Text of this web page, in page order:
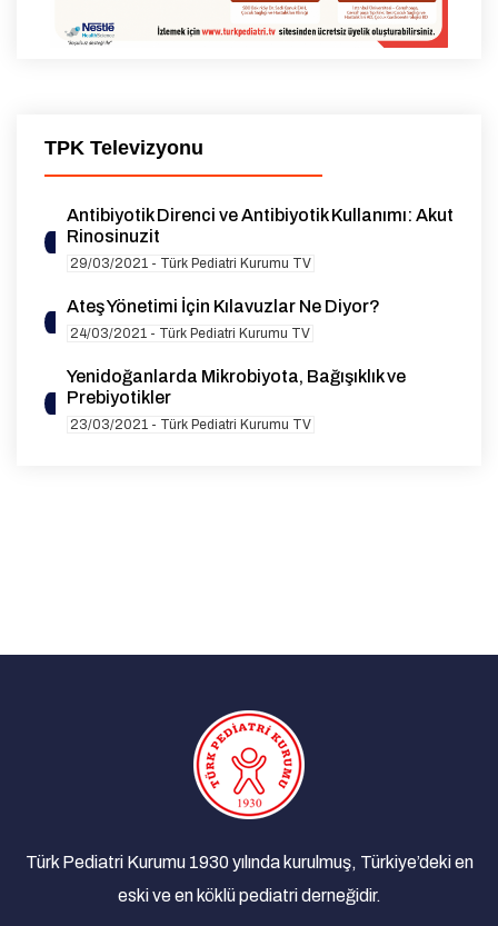
TPK Televizyonu
Antibiyotik Direnci ve Antibiyotik Kullanımı: Akut
Rinosinuzit
29/03/2021 - Türk Pediatri Kurumu TV
Ateş Yönetimi İçin Kılavuzlar Ne Diyor?
24/03/2021 - Türk Pediatri Kurumu TV
Yenidoğanlarda Mikrobiyota, Bağışıklık ve
Prebiyotikler
23/03/2021 - Türk Pediatri Kurumu TV
Türkiye’de İnvazif Meningokok Hastalığı
10/03/2021 - Türk Pediatri Kurumu TV
Değişen Alışkanlıklarımız ve Günlük Burun
25/02/2021 - Türk Pediatri Kurumu TV
Türk Pediatri Kurumu 1930 yılında kurulmuş, Türkiye’deki en
eski ve en köklü pediatri derneğidir.